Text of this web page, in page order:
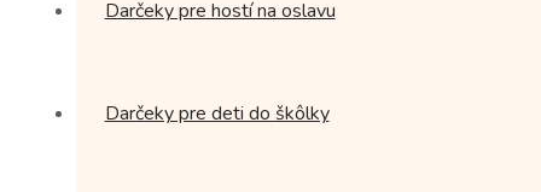
Darčeky pre hostí na oslavu
Darčeky pre deti do škôlky